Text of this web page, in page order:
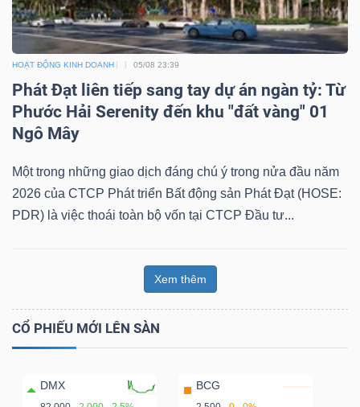
HOẠT ĐỘNG KINH DOANH 05/08 23:39
Phát Đạt liên tiếp sang tay dự án ngàn tỷ: Từ
Phước Hải Serenity đến khu "đất vàng" 01
Ngô Mây
Một trong những giao dịch đáng chú ý trong nửa đầu năm
2026 của CTCP Phát triển Bất động sản Phát Đạt (HOSE:
PDR) là việc thoái toàn bộ vốn tại CTCP Đầu tư...
Xem thêm
CỔ PHIẾU MỚI LÊN SÀN
DMX BCG